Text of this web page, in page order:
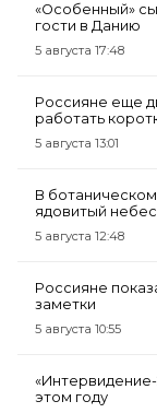
«Особенный»
гости в Данию
5 августа 17:48
Россияне еще
работать
5 августа 13:01
В
ядовитый
5 августа 12:48
Россияне
заметки
5 августа 10:55
«Интервидение-
этом году